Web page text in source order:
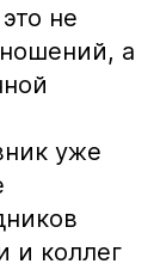
не
а
уже
и коллег